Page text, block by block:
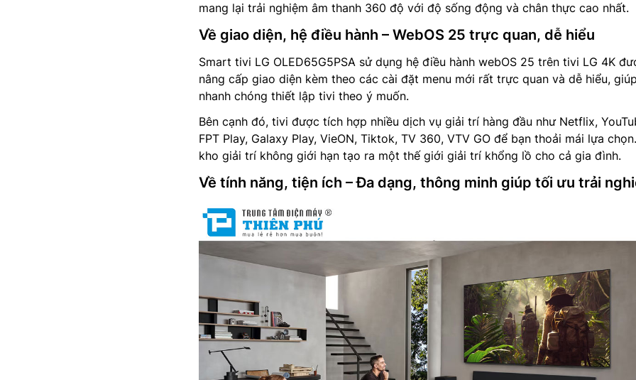
mang lại trải nghiệm âm thanh 360 độ với độ sống động và chân thực cao nhất.
Về giao diện, hệ điều hành – WebOS 25 trực quan, dễ hiểu
Smart tivi LG OLED65G5PSA sử dụng hệ điều hành webOS 25 trên tivi LG 4K
nâng cấp giao diện kèm theo các cài đặt menu mới rất trực quan và dễ hiểu,
nhanh chóng thiết lập tivi theo ý muốn.
Bên cạnh đó, tivi được tích hợp nhiều dịch vụ giải trí hàng đầu như Netflix,
FPT Play, Galaxy Play, VieON, Tiktok, TV 360, VTV GO để bạn thoải mái lựa
kho giải trí không giới hạn tạo ra một thế giới giải trí khổng lồ cho cả gia đình.
Về tính năng, tiện ích – Đa dạng, thông minh giúp tối ưu trải